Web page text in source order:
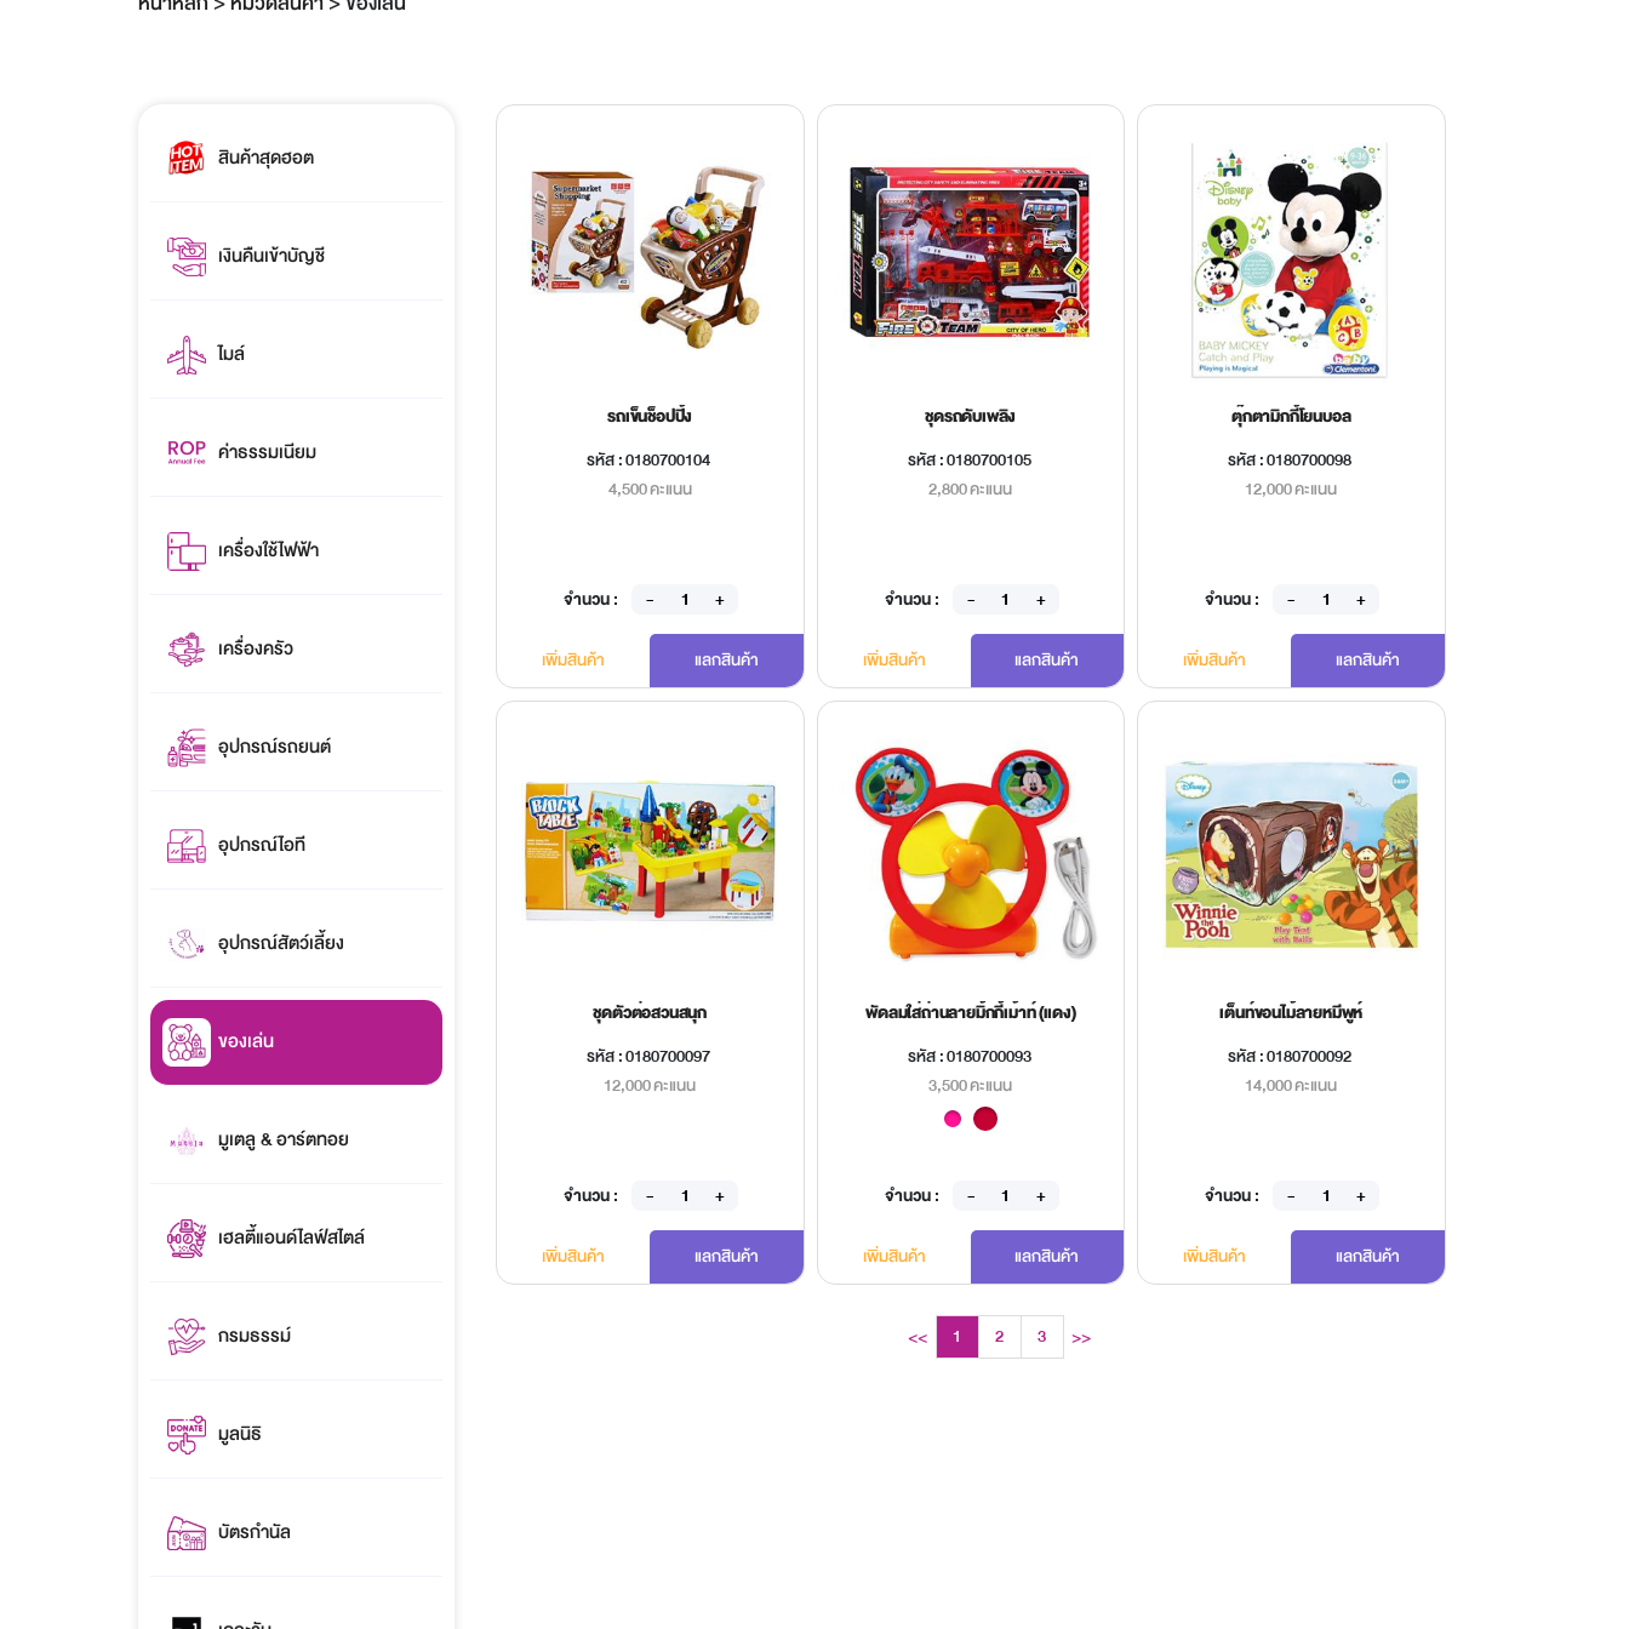
สินค้าสุดฮอต
เงินคืนเข้าบัญชี
ไมล์
ค่าธรรมเนียม
เครื่องใช้ไฟฟ้า
เครื่องครัว
อุปกรณ์รถยนต์
อุปกรณ์ไอที
อุปกรณ์สัตว์เลี้ยง
ของเล่น
มูเตลู & อาร์ตทอย
เฮลตี้แอนด์ไลฟ์สไตล์
กรมธรรม์
มูลนิธิ
บัตรกำนัล
รถเข็นช็อปปิ้ง
รหัส : 0180700104
4,500 คะแนน
จำนวน :
เพิ่มสินค้า แลกสินค้า
ชุดรถดับเพลิง
รหัส : 0180700105
2,800 คะแนน
จำนวน :
เพิ่มสินค้า แลกสินค้า
ตุ๊กตามิกกี้โยนบอล
รหัส : 0180700098
12,000 คะแนน
จำนวน :
เพิ่มสินค้า แลกสินค้า
ชุดตัวต่อสวนสนุก
รหัส : 0180700097
12,000 คะแนน
จำนวน :
เพิ่มสินค้า แลกสินค้า
พัดลมใส่ถ่านลายมิ้กกี้เม้าท์ (แดง)
รหัส : 0180700093
3,500 คะแนน
จำนวน :
เพิ่มสินค้า แลกสินค้า
เต็นท์ขอนไม้ลายหมีพูห์
รหัส : 0180700092
14,000 คะแนน
จำนวน :
เพิ่มสินค้า แลกสินค้า
<< 1 2 3 >>